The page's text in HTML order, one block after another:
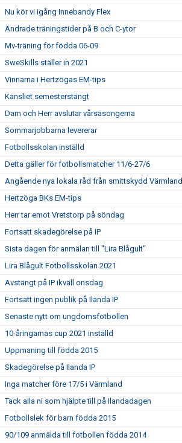
Nu kör vi igång Innebandy Flex
Ändrade träningstider på B och C-ytor
Mv-träning för födda 06-09
SweSkills ställer in 2021
Vinnarna i Hertzögas EM-tips
Kansliet semesterstängt
Dam och Herr avslutar vårsäsongerna
Sommarjobbarna levererar
Fotbollsskolan inställd
Detta gäller för fotbollsmatcher 11/6-27/6
Angående nya lokala råd från smittskydd Värmland
Hertzöga BKs EM-tips
Herr tar emot Vretstorp på söndag
Fortsatt skadegörelse på IP
Sista dagen för anmälan till "Lira Blågult"
Lira Blågult Fotbollsskolan 2021
Avstängt på IP ikväll onsdag
Fortsatt ingen publik på Ilanda IP
Senaste nytt om ungdomsfotbollen
10-åringarnas cup 2021 inställd
Uppmaning till födda 2015
Skadegörelse på Ilanda IP
Inga matcher före 17/5 i Värmland
Tack alla ni som hjälpte till på Ilandadagen
Fotbollslek för barn födda 2015
90/109 anmälda till fotbollen födda 2014